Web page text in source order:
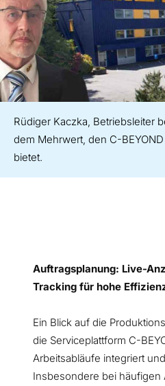
Rüdiger Kaczka, Betriebsleiter
dem Mehrwert, den C-
bietet.
Auftragsplanung: Live-
Tracking für hohe
Ein Blick auf die
die Serviceplattform C-
Arbeitsabläufe integriert
Insbesondere bei häufigen